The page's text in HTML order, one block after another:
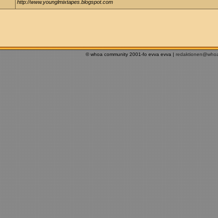
http://www.younglmixtapes.blogspot.com
© whoa community 2001-fo evva evva |